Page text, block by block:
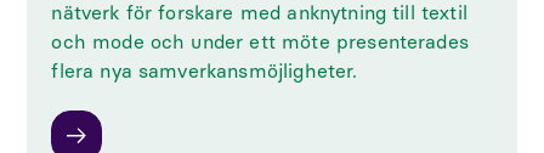
nätverk för forskare med anknytning till textil
och mode och under ett möte presenterades
flera nya samverkansmöjligheter.